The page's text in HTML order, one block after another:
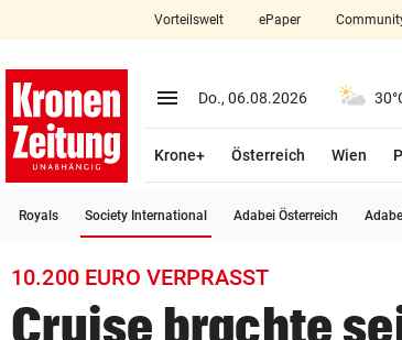
close
account_circle Anmelden
arrow_right
Wien
bookmark
Vorteilswelt ePaper
menu Menü aufklappen
Do., 06.08.2026
Krone+ Österreich Wien
Royals Society International Adabei Österreich
10.200 EURO VERPRASST
Cruise brachte